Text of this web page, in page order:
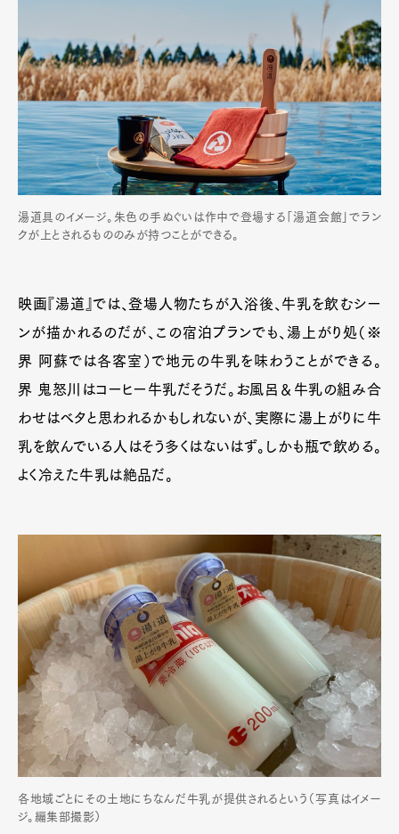
Pen Meet
Pen international Pen tw
湯道具のイメージ。朱色の手ぬぐいは作中で登場する「湯道会館」でラン
クが上とされるもののみが持つことができる。
映画『湯道』では、登場人物たちが入浴後、牛乳を飲むシー
ンが描かれるのだが、この宿泊プランでも、湯上がり処（※
界 阿蘇では各客室）で地元の牛乳を味わうことができる。
界 鬼怒川はコーヒー牛乳だそうだ。お風呂＆牛乳の組み合
わせはベタと思われるかもしれないが、実際に湯上がりに牛
乳を飲んでいる人はそう多くはないはず。しかも瓶で飲める。
よく冷えた牛乳は絶品だ。
各地域ごとにその土地にちなんだ牛乳が提供されるという（写真はイメー
ジ。編集部撮影）